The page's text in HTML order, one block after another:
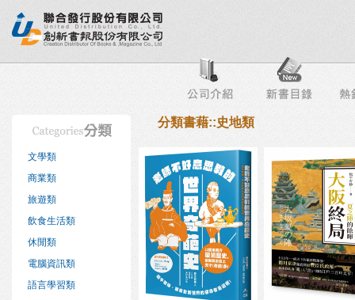
榜 出版社專區 書店專區 目錄下載 會員服務
文學類
商業類
旅遊類
飲食生活類
休閒類
電腦資訊類
語言學習類
分類書藉::史地類